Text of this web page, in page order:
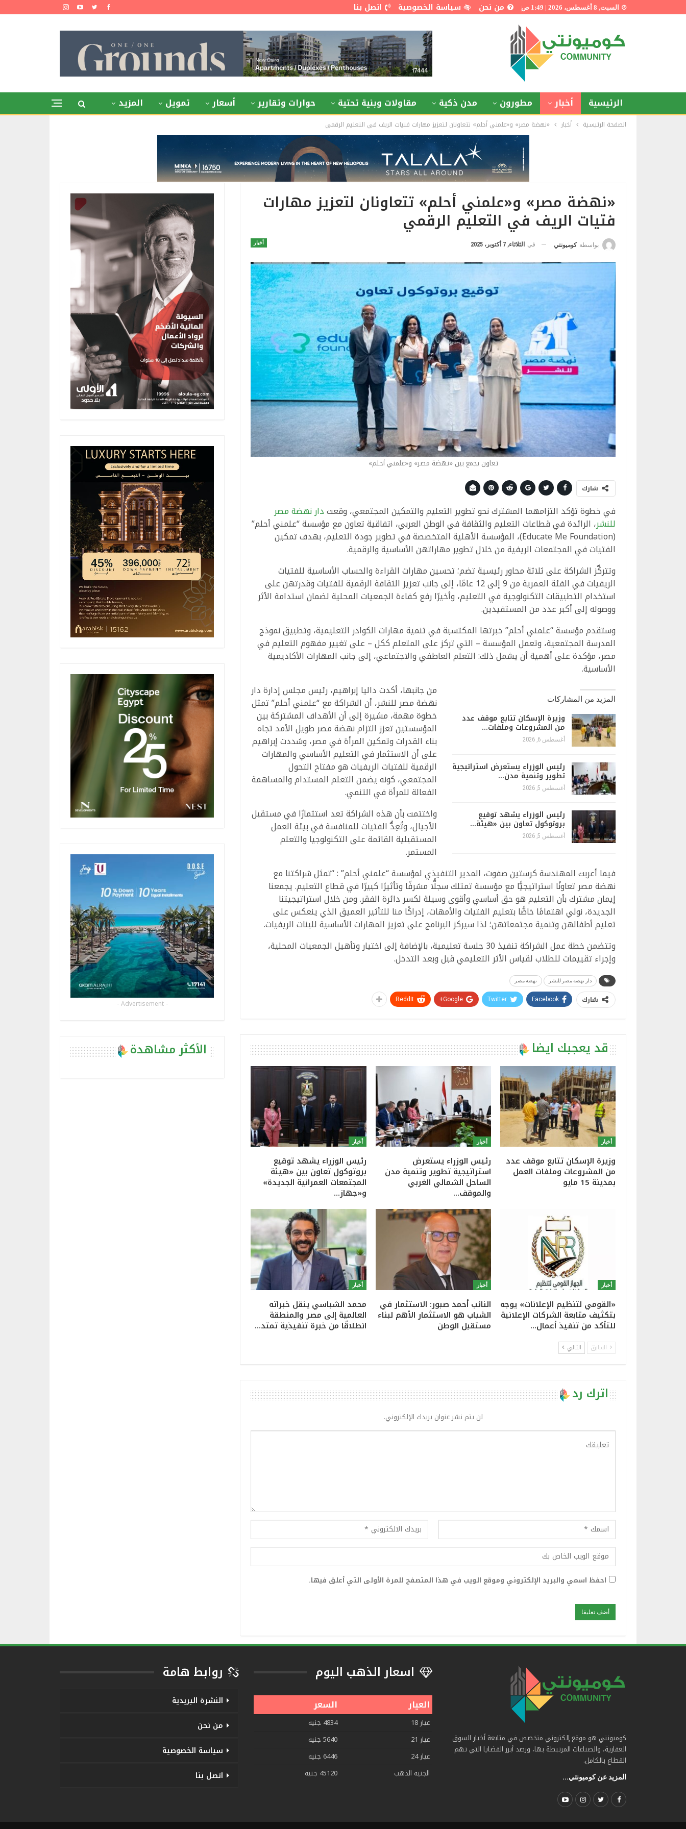
السبت, 8 أغسطس، 2026 | 1:49 ص من نحن سياسة الخصوصية اتصل بنا
الرئيسية أخبار مطورون مدن ذكية مقاولات وبنية تحتية حوارات وتقارير أسعار تمويل المزيد
الصفحة الرئيسية أخبار «نهضة مصر» و«علمني أحلم» تتعاونان لتعزيز مهارات فتيات الريف في التعليم الرقمي
«نهضة مصر» و«علمني أحلم» تتعاونان لتعزيز مهارات
فتيات الريف في التعليم الرقمي
أخبار بواسطة كوميونتي في الثلاثاء, 7 أكتوبر، 2025
تعاون يجمع بين «نهضة مصر» و«علمني أحلم»
شارك
في خطوة تؤكد التزامهما المشترك نحو تطوير التعليم والتمكين المجتمعي، وقعتدار نهضة مصر
للنشر، الرائدة في قطاعات التعليم والثقافة في الوطن العربي، اتفاقية تعاون مع مؤسسة “علمني أحلم”
(Educate Me Foundation)، المؤسسة الأهلية المتخصصة في تطوير جودة التعليم، بهدف تمكين
الفتيات في المجتمعات الريفية من خلال تطوير مهاراتهن الأساسية والرقمية.
وتتركَّز الشراكة على ثلاثة محاور رئيسية تضم؛ تحسين مهارات القراءة والحساب الأساسية للفتيات
الريفيات في الفئة العمرية من 9 إلى 12 عامًا، إلى جانب تعزيز الثقافة الرقمية للفتيات وقدرتهن على
استخدام التطبيقات التكنولوجية في التعليم، وأخيرًا رفع كفاءة الجمعيات المحلية لضمان استدامة الأثر
ووصوله إلى أكبر عدد من المستفيدين.
وستقدم مؤسسة “علمني أحلم” خبرتها المكتسبة في تنمية مهارات الكوادر التعليمية، وتطبيق نموذج
المدرسة المجتمعية، وتعمل المؤسسة – التي تركز على المتعلم ككل – على تغيير مفهوم التعليم في
مصر، مؤكدة على أهمية أن يشمل ذلك: التعلم العاطفي والاجتماعي، إلى جانب المهارات الأكاديمية
الأساسية.
المزيد من المشاركات
وزيرة الإسكان تتابع موقف عدد
من المشروعات وملفات…
أغسطس 6, 2026
رئيس الوزراء يستعرض استراتيجية
تطوير وتنمية مدن…
أغسطس 5, 2026
رئيس الوزراء يشهد توقيع
بروتوكول تعاون بين «هيئة…
أغسطس 5, 2026
من جانبها، أكدت داليا إبراهيم، رئيس مجلس إدارة دار
نهضة مصر للنشر، أن الشراكة مع “علمني أحلم” تمثل
خطوة مهمة، مشيرة إلى أن الأهداف المشتركة بين
المؤسستين تعزز التزام نهضة مصر طويل الأمد تجاه
بناء القدرات وتمكين المرأة في مصر، وشددت إبراهيم
على أن الاستثمار في التعليم الأساسي والمهارات
الرقمية للفتيات الريفيات هو مفتاح التحول
المجتمعي، كونه يضمن التعلم المستدام والمساهمة
الفعالة للمرأة في التنمي.
واختتمت بأن هذه الشراكة تعد استثمارًا في مستقبل
الأجيال، وتُعِدُّ الفتيات للمنافسة في بيئة العمل
المستقبلية القائمة على التكنولوجيا والتعلم
المستمر.
فيما أعربت المهندسة كرستين صفوت، المدير التنفيذي لمؤسسة “علمني أحلم” : “تمثل شراكتنا مع
نهضة مصر تعاونًا استراتيجيًّا مع مؤسسة تمتلك سجلًّا مشرفًا وتأثيرًا كبيرًا في قطاع التعليم. يجمعنا
إيمان مشترك بأن التعليم هو حق أساسي وأقوى وسيلة لكسر دائرة الفقر. ومن خلال استراتيجيتنا
الجديدة، نولي اهتمامًا خاصًّا بتعليم الفتيات والأمهات، إدراكًا منا للتأثير العميق الذي ينعكس على
تعليم أطفالهن وتنمية مجتمعاتهن؛ لذا سيركز البرنامج على تعزيز المهارات الأساسية للبنات الريفيات.
وتتضمن خطة عمل الشراكة تنفيذ 30 جلسة تعليمية، بالإضافة إلى اختيار وتأهيل الجمعيات المحلية،
وإجراء تقييمات للطلاب لقياس الأثر التعليمي قبل وبعد التدخل.
دار نهضة مصر للنشر نهضة مصر
شارك Facebook
Twitter
Google+
ReddIt
قد يعجبك ايضا
أخبار
وزيرة الإسكان تتابع موقف عدد
من المشروعات وملفات العمل
بمدينة 15 مايو
أخبار
رئيس الوزراء يستعرض
استراتيجية تطوير وتنمية مدن
الساحل الشمالي الغربي
والموقف…
أخبار
رئيس الوزراء يشهد توقيع
بروتوكول تعاون بين «هيئة
المجتمعات العمرانية الجديدة»
و«جهاز…
أخبار
«القومي لتنظيم الإعلانات» يوجه
بتكثيف متابعة الشركات الإعلانية
للتأكد من تنفيذ أعمال…
أخبار
النائب أحمد صبور: الاستثمار في
الشباب هو الاستثمار الأهم لبناء
مستقبل الوطن
أخبار
محمد الشباسي ينقل خبراته
العالمية إلى مصر والمنطقة
انطلاقًا من خبرة تنفيذية تمتد…
السابق التالي
اترك رد
لن يتم نشر عنوان بريدك الإلكتروني.
احفظ اسمي والبريد الإلكتروني وموقع الويب في هذا المتصفح للمرة الأولى التي أعلق فيها.
- Advertisement -
الأكثر مشاهدة
كوميونتي هو موقع إلكتروني متخصص في متابعة أخبار السوق
العقارية، والصناعات المرتبطة بها، ورصد أبرز القضايا التي تهم
القطاع بالكامل.
المزيد عن كوميونتي...
اسعار الذهب اليوم
العيار السعر
عيار 18
4834 جنيه
عيار 21
5640 جنيه
عيار 24
6446 جنيه
الجنيه الذهب
45120 جنيه
روابط هامة
النشرة البريدية
من نحن
سياسة الخصوصية
اتصل بنا